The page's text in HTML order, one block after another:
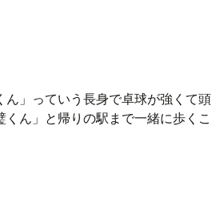
」っていう長身で卓球が強くて頭
ん」と帰りの駅まで一緒に歩くこ